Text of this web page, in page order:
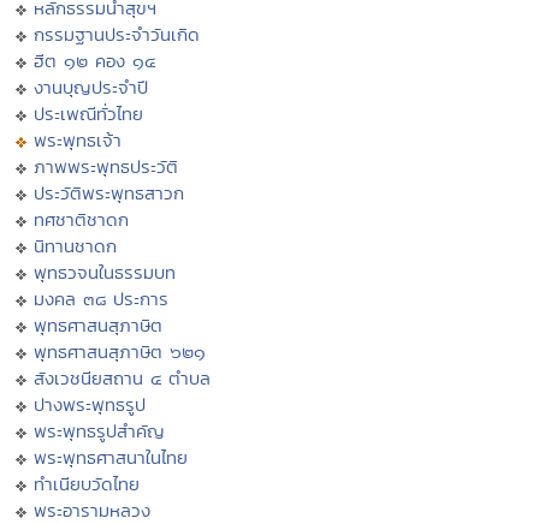
หลักธรรมนำสุขฯ
กรรมฐานประจำวันเกิด
ฮีต ๑๒ คอง ๑๔
งานบุญประจำปี
ประเพณีทั่วไทย
พระพุทธเจ้า
ภาพพระพุทธประวัติ
ประวัติพระพุทธสาวก
ทศชาติชาดก
นิทานชาดก
พุทธวจนในธรรมบท
มงคล ๓๘ ประการ
พุทธศาสนสุภาษิต
พุทธศาสนสุภาษิต ๖๒๑
สังเวชนียสถาน ๔ ตำบล
ปางพระพุทธรูป
พระพุทธรูปสำคัญ
พระพุทธศาสนาในไทย
ทำเนียบวัดไทย
พระอารามหลวง